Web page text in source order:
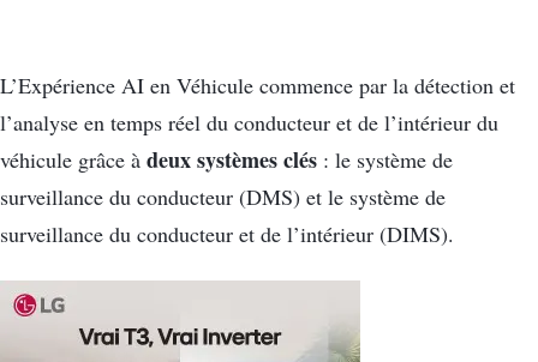
L’Expérience AI en Véhicule commence par la détection et
l’analyse en temps réel du conducteur et de l’intérieur du
véhicule grâce à deux systèmes clés : le système de
surveillance du conducteur (DMS) et le système de
surveillance du conducteur et de l’intérieur (DIMS).